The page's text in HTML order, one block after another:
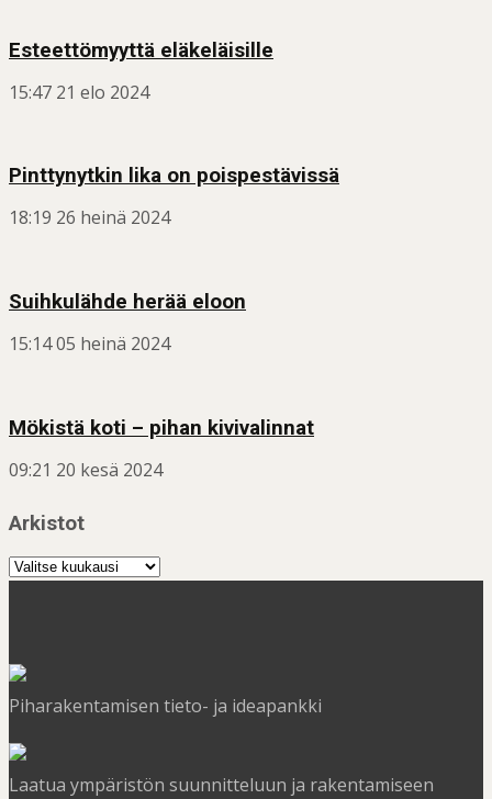
Esteettömyyttä eläkeläisille
15:47 21 elo 2024
Pinttynytkin lika on poispestävissä
18:19 26 heinä 2024
Suihkulähde herää eloon
15:1405 heinä 2024
Mökistä koti – pihan kivivalinnat
09:21 20 kesä 2024
Arkistot
Arkistot
Piharakentamisen tieto- ja ideapankki
Laatua ympäristön suunnitteluun ja rakentamiseen